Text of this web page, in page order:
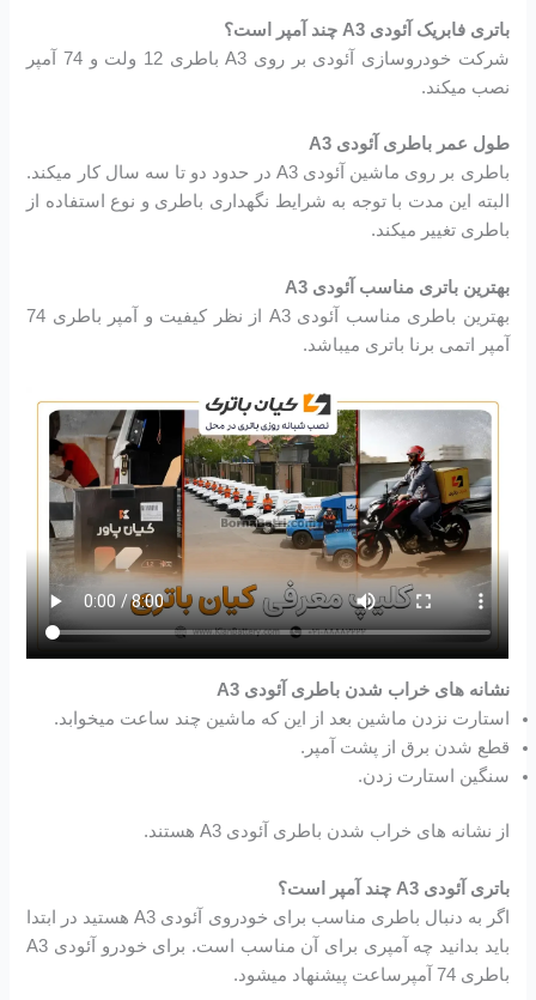
باتری فابریک آئودی A3 چند آمپر است؟
شرکت خودروسازی آئودی بر روی A3 باطری 12 ولت و 74 آمپر
نصب میکند.
طول عمر باطری آئودی A3
باطری بر روی ماشین آئودی A3 در حدود دو تا سه سال کار میکند.
البته این مدت با توجه به شرایط نگهداری باطری و نوع استفاده از
باطری تغییر میکند.
بهترین باتری مناسب آئودی A3
بهترین باطری مناسب آئودی A3 از نظر کیفیت و آمپر باطری 74
آمپر اتمی برنا باتری میباشد.
نشانه های خراب شدن باطری آئودی A3
استارت نزدن ماشین بعد از این که ماشین چند ساعت میخوابد.
قطع شدن برق از پشت آمپر.
سنگین استارت زدن.
از نشانه های خراب شدن باطری آئودی A3 هستند.
باتری آئودی A3 چند آمپر است؟
اگر به دنبال باطری مناسب برای خودروی آئودی A3 هستید در ابتدا
باید بدانید چه آمپری برای آن مناسب است. برای خودرو آئودی A3
باطری 74 آمپرساعت پیشنهاد میشود.